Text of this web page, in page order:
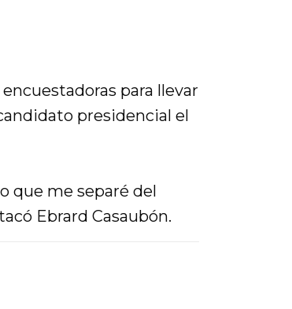
para llevar
presidencial el
que me separé del
Ebrard Casaubón.